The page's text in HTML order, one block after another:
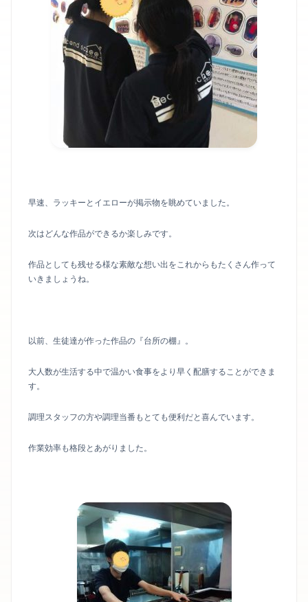
早速、ラッキーとイエローが掲示物を眺めていました。
次はどんな作品ができるか楽しみです。
作品としても残せる様な素敵な想い出をこれからもたくさん作って
いきましょうね。
以前、生徒達が作った作品の『台所の棚』。
大人数が生活する中で温かい食事をより早く配膳することができま
す。
調理スタッフの方や調理当番もとても便利だと喜んでいます。
作業効率も格段とあがりました。